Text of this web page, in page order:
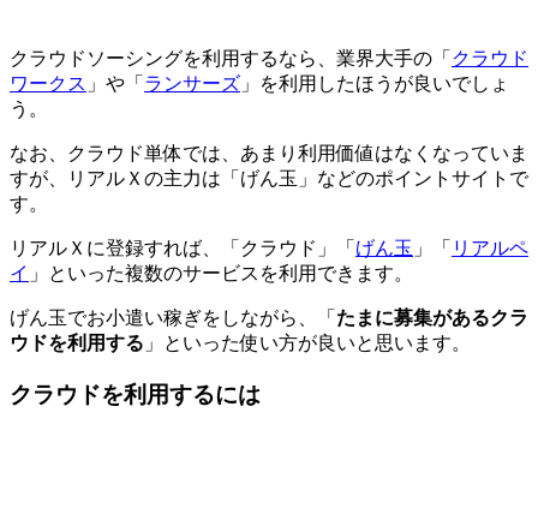
クラウドソーシングを利用するなら、業界大手の「 クラウド
ワークス 」や「 ランサーズ 」を利用したほうが良いでしょ
う。
なお、クラウド単体では、あまり利用価値はなくなっていま
すが、リアルＸの主力は「げん玉」などのポイントサイトで
す。
リアルＸに登録すれば、「クラウド」「 げん玉 」「 リアルペ
イ 」といった複数のサービスを利用できます。
げん玉でお小遣い稼ぎをしながら、「 たまに募集があるクラ
ウドを利用する 」といった使い方が良いと思います。
クラウドを利用するには